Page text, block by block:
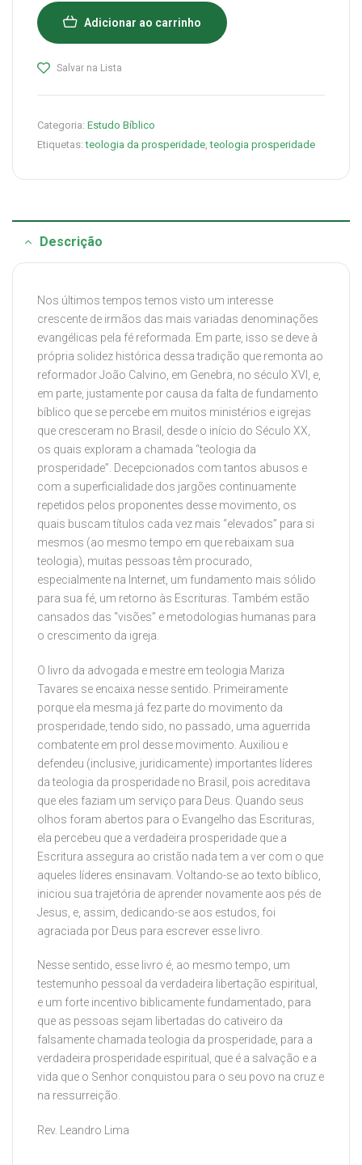
Adicionar ao carrinho
Salvar na Lista
Categoria: Estudo Bíblico
Etiquetas:teologia da prosperidade ,teologia prosperidade
Descrição
Nos últimos tempos temos visto um interesse
crescente de irmãos das mais variadas denominações
evangélicas pela fé reformada. Em parte, isso se deve à
própria solidez histórica dessa tradição que remonta ao
reformador João Calvino, em Genebra, no século XVI, e,
em parte, justamente por causa da falta de fundamento
bíblico que se percebe em muitos ministérios e igrejas
que cresceram no Brasil, desde o início do Século XX,
os quais exploram a chamada “teologia da
prosperidade”. Decepcionados com tantos abusos e
com a superficialidade dos jargões continuamente
repetidos pelos proponentes desse movimento, os
quais buscam títulos cada vez mais “elevados” para si
mesmos (ao mesmo tempo em que rebaixam sua
teologia), muitas pessoas têm procurado,
especialmente na Internet, um fundamento mais sólido
para sua fé, um retorno às Escrituras. Também estão
cansados das “visões” e metodologias humanas para
o crescimento da igreja.
O livro da advogada e mestre em teologia Mariza
Tavares se encaixa nesse sentido. Primeiramente
porque ela mesma já fez parte do movimento da
prosperidade, tendo sido, no passado, uma aguerrida
combatente em prol desse movimento. Auxiliou e
defendeu (inclusive, juridicamente) importantes líderes
da teologia da prosperidade no Brasil, pois acreditava
que eles faziam um serviço para Deus. Quando seus
olhos foram abertos para o Evangelho das Escrituras,
ela percebeu que a verdadeira prosperidade que a
Escritura assegura ao cristão nada tem a ver com o que
aqueles líderes ensinavam. Voltando-se ao texto bíblico,
iniciou sua trajetória de aprender novamente aos pés de
Jesus, e, assim, dedicando-se aos estudos, foi
agraciada por Deus para escrever esse livro.
Nesse sentido, esse livro é, ao mesmo tempo, um
testemunho pessoal da verdadeira libertação espiritual,
e um forte incentivo biblicamente fundamentado, para
que as pessoas sejam libertadas do cativeiro da
falsamente chamada teologia da prosperidade, para a
verdadeira prosperidade espiritual, que é a salvação e a
vida que o Senhor conquistou para o seu povo na cruz e
na ressurreição.
Rev. Leandro Lima